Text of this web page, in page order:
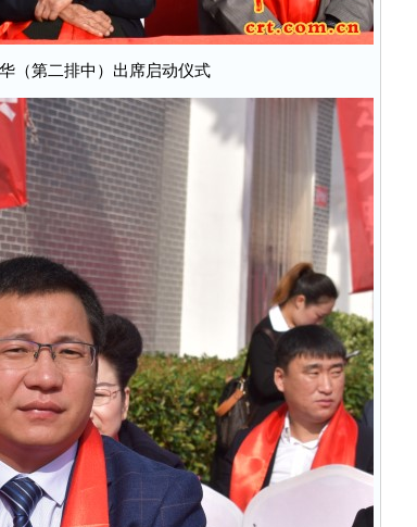
（第二排中）出席启动仪式